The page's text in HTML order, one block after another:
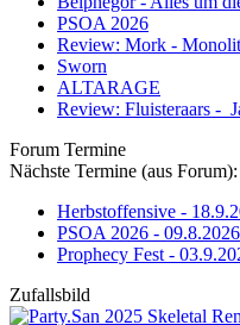
PSOA 2026
Review: Mork -
Sworn
ALTARAGE
Review: Fluisteraars -
Forum Termine
Nächste Termine (aus Forum):
Herbstoffensive -
PSOA 2026 - 09.8.2026
Prophecy Fest -
Zufallsbild